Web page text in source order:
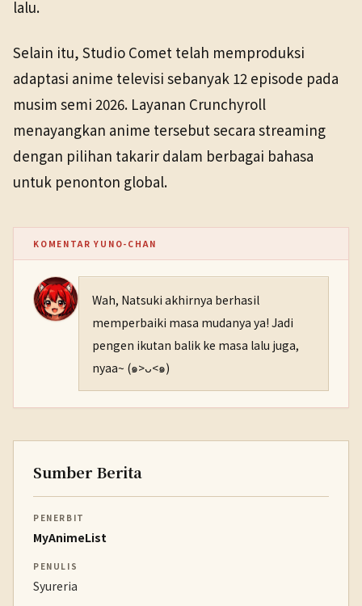
lalu.
Selain itu, Studio Comet telah memproduksi
adaptasi anime televisi sebanyak 12 episode pada
musim semi 2026. Layanan Crunchyroll
menayangkan anime tersebut secara streaming
dengan pilihan takarir dalam berbagai bahasa
untuk penonton global.
KOMENTAR YUNO-CHAN
Wah, Natsuki akhirnya berhasil
memperbaiki masa mudanya ya! Jadi
pengen ikutan balik ke masa lalu juga,
nyaa~ (๑>ᴗ<๑)
Sumber Berita
PENERBIT
MyAnimeList
PENULIS
Syureria